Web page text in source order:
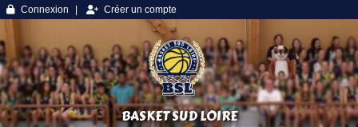
Connexion Créer un compte
BASKET SUD LOIRE
Panneau de gestion des cookies